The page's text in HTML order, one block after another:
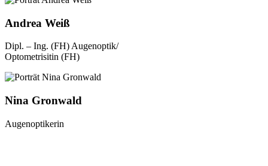
Andrea Weiß
Dipl. – Ing. (FH) Augenoptik/
Optometrisitin (FH)
Nina Gronwald
Augenoptikerin